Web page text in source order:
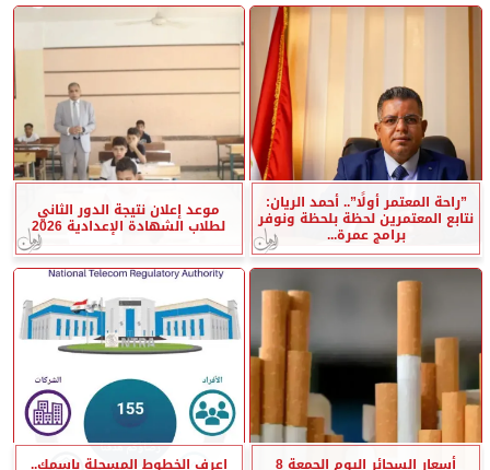
”راحة المعتمر أولًا”.. أحمد الريان:
نتابع المعتمرين لحظة بلحظة ونوفر
برامج عمرة...
موعد إعلان نتيجة الدور الثاني
لطلاب الشهادة الإعدادية 2026
أسعار السجائر اليوم الجمعة 8 اعرف الخطوط المسجلة باسمك..